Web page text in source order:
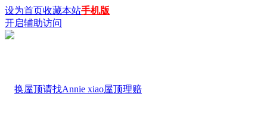
设为首页收藏本站手机版
开启辅助访问